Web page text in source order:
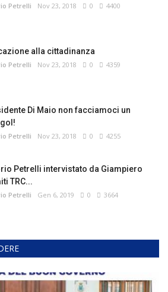
Petrelli Nov 23, 2018 0 4400
alla cittadinanza
Petrelli Nov 23, 2018 0 4359
Di Maio non facciamoci un
Petrelli Nov 23, 2018 0 4255
Petrelli intervistato da Giampiero
TRC...
Petrelli Gen 6, 2019 0 3664